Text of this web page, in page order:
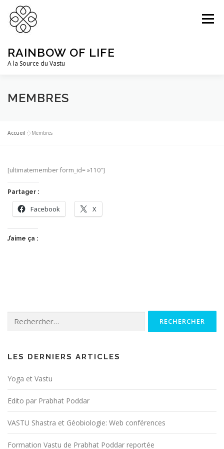
contenu
RAINBOW OF LIFE
A la Source du Vastu
Menu
DR PRABHAT PODDAR
ACTUALITÉS
MEMBRES
Accueil »Membres
[ultimatemember form_id= »110″]
Partager :
Facebook X
J’aime ça :
LES DERNIERS ARTICLES
Yoga et Vastu
Edito par Prabhat Poddar
VASTU Shastra et Géobiologie: Web conférences
Formation Vastu de Prabhat Poddar reportée